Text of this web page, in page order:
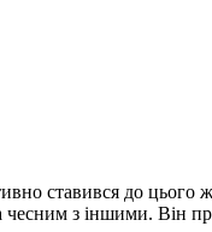
ставився до
з іншими. Він